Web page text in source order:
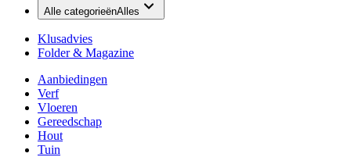
Alle categorieënAlles
Klusadvies
Folder & Magazine
Aanbiedingen
Verf
Vloeren
Gereedschap
Hout
Tuin